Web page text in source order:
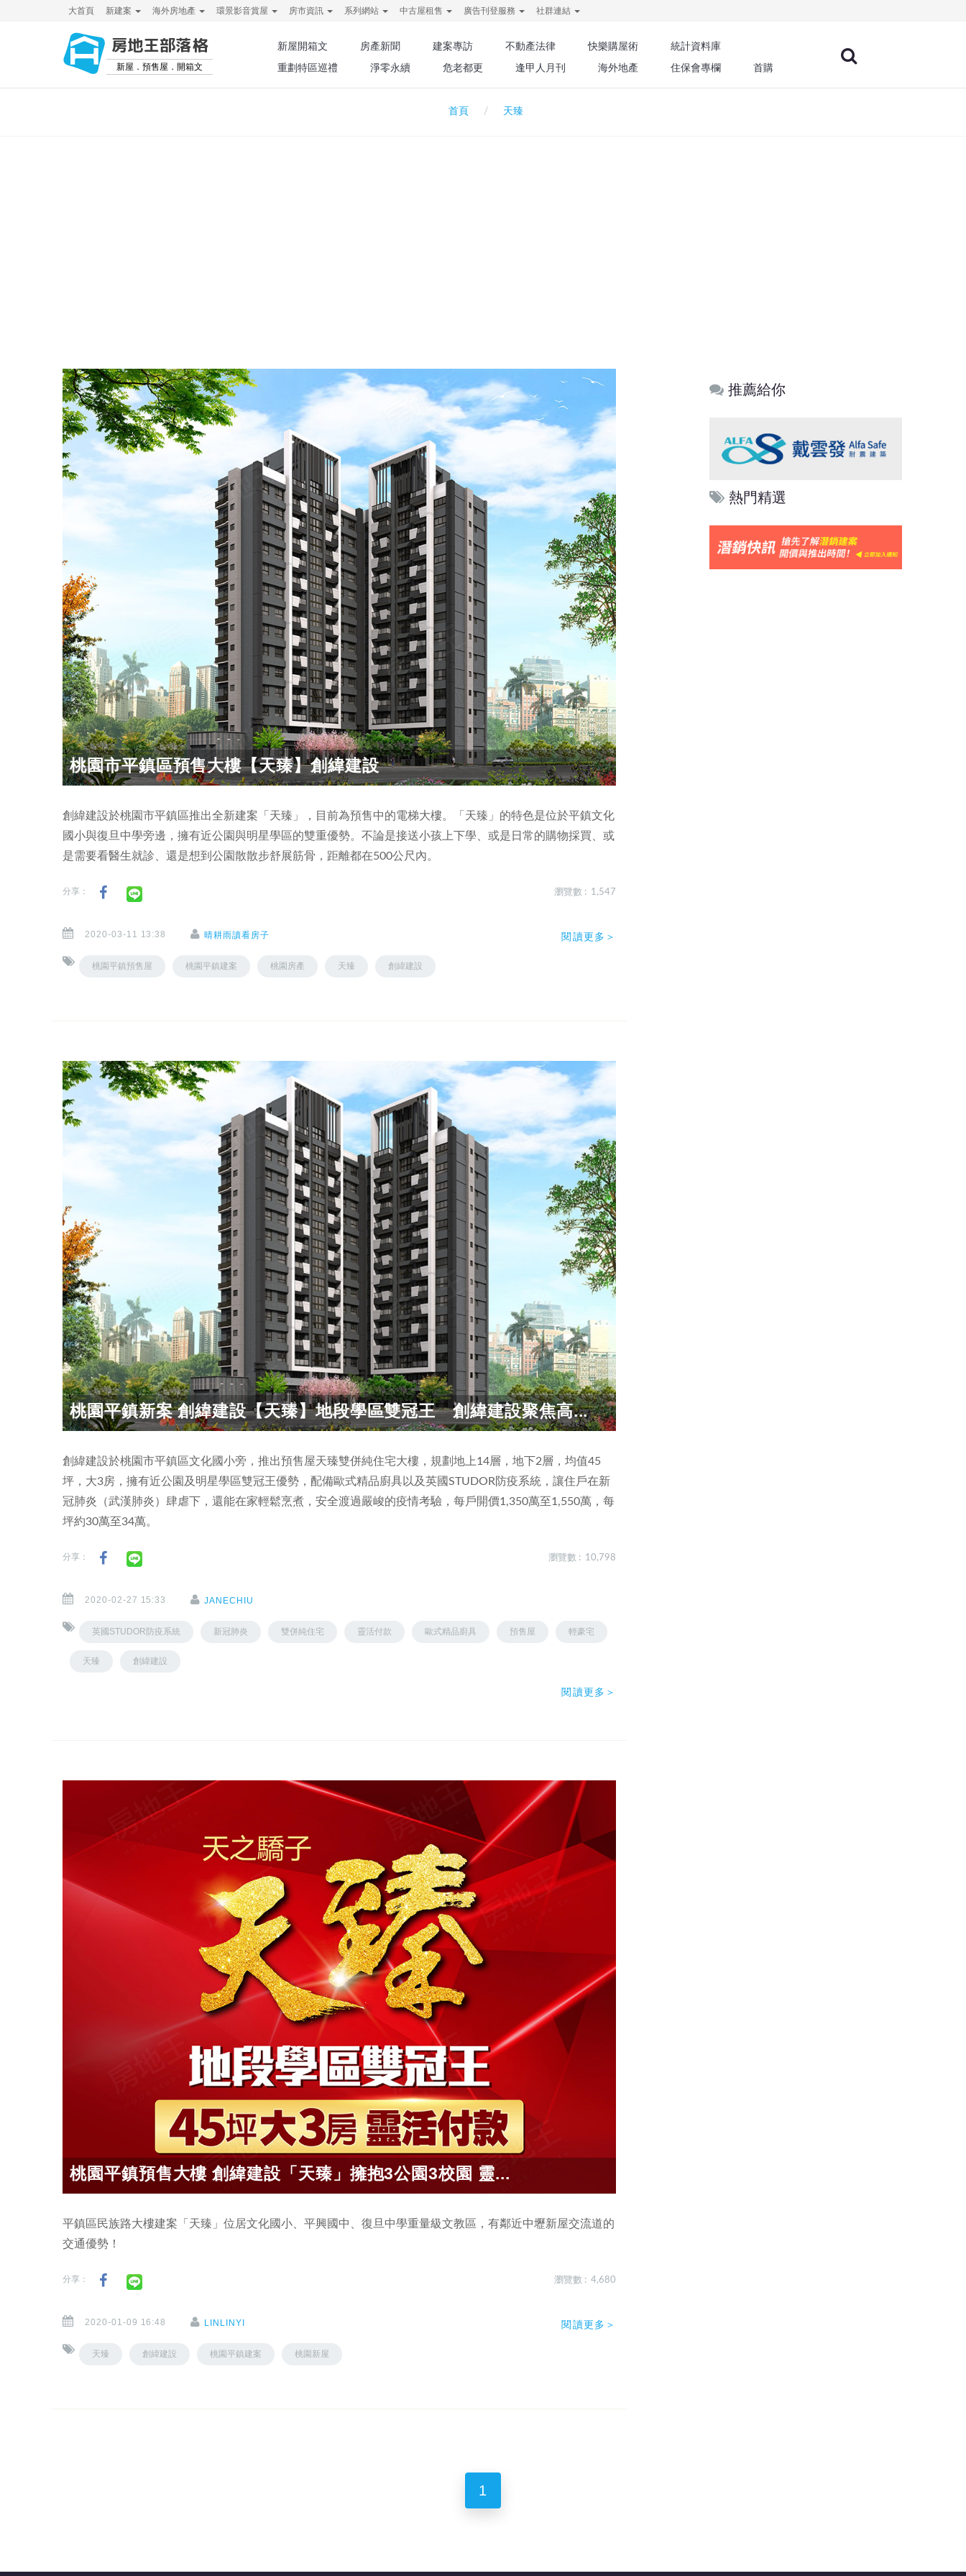
大首頁 新建案 海外房地產 環景影音賞屋 房市資訊 系列網站 中古屋租售 廣告刊登服務 社群連結
房地王部落格
新屋．預售屋．開箱文
新屋開箱文 房產新聞 建案專訪 不動產法律 快樂購屋術
統計資料庫
重劃特區巡禮
淨零永續 危老都更 逢甲人月刊 海外地產 住保會專欄 首購
首頁 天臻
桃園市平鎮區預售大樓【天臻】創緯建設
創緯建設於桃園市平鎮區推出全新建案「天臻」，目前為預售中的電梯大樓。「天臻」的特色是位於平鎮文化
國小與復旦中學旁邊，擁有近公園與明星學區的雙重優勢。不論是接送小孩上下學、或是日常的購物採買、或
是需要看醫生就診、還是想到公園散散步舒展筋骨，距離都在500公尺內。
分享： 瀏覽數 : 1,547
2020-03-11 13:38 晴耕雨讀看房子
桃園平鎮預售屋 桃園平鎮建案 桃園房產 天臻 創緯建設
閱讀更多＞
桃園平鎮新案 創緯建設【天臻】地段學區雙冠王 創緯建設聚焦高...
創緯建設於桃園市平鎮區文化國小旁，推出預售屋天臻雙併純住宅大樓，規劃地上14層，地下2層，均值45
坪，大3房，擁有近公園及明星學區雙冠王優勢，配備歐式精品廚具以及英國STUDOR防疫系統，讓住戶在新
冠肺炎（武漢肺炎）肆虐下，還能在家輕鬆烹煮，安全渡過嚴峻的疫情考驗，每戶開價1,350萬至1,550萬，每
坪約30萬至34萬。
分享： 瀏覽數 : 10,798
2020-02-27 15:33 JANECHIU
英國STUDOR防疫系統 新冠肺炎 雙併純住宅 靈活付款 歐式精品廚具 預售屋 輕豪宅
天臻 創緯建設
閱讀更多＞
桃園平鎮預售大樓 創緯建設「天臻」擁抱3公園3校園 靈...
平鎮區民族路大樓建案「天臻」位居文化國小、平興國中、復旦中學重量級文教區，有鄰近中壢新屋交流道的
交通優勢！
分享： 瀏覽數 : 4,680
2020-01-09 16:48 LINLINYI
天臻 創緯建設 桃園平鎮建案 桃園新屋
閱讀更多＞
推薦給你
熱門精選
1